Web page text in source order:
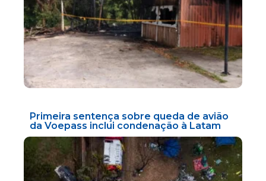
Primeira sentença sobre queda de avião
da Voepass inclui condenação à Latam